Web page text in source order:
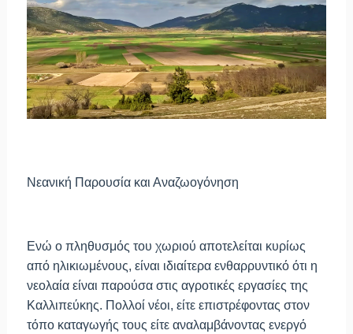
Νεανική Παρουσία και Αναζωογόνηση
Ενώ ο πληθυσμός του χωριού αποτελείται κυρίως
από ηλικιωμένους, είναι ιδιαίτερα ενθαρρυντικό ότι η
νεολαία είναι παρούσα στις αγροτικές εργασίες της
Καλλιπεύκης. Πολλοί νέοι, είτε επιστρέφοντας στον
τόπο καταγωγής τους είτε αναλαμβάνοντας ενεργό